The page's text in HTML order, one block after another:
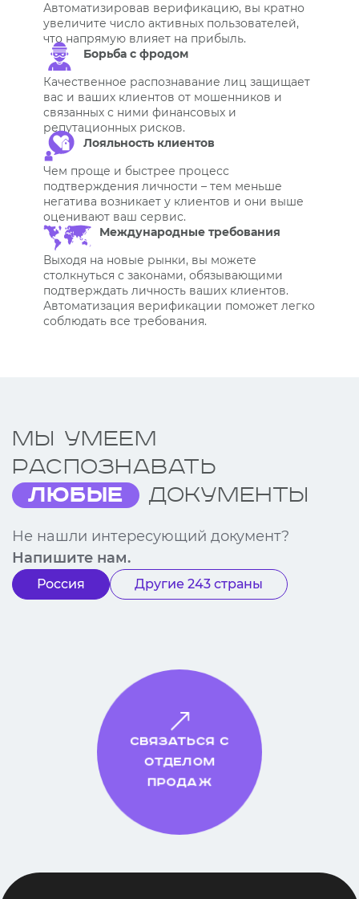
Автоматизировав верификацию, вы кратно
увеличите число активных пользователей,
что напрямую влияет на прибыль.
Борьба с фродом
Качественное распознавание лиц защищает
вас и ваших клиентов от мошенников и
связанных с ними финансовых и
репутационных рисков.
Лояльность клиентов
Чем проще и быстрее процесс
подтверждения личности – тем меньше
негатива возникает у клиентов и они выше
оценивают ваш сервис.
Международные требования
Выходя на новые рынки, вы можете
столкнуться с законами, обязывающими
подтверждать личность ваших клиентов.
Автоматизация верификации поможет легко
соблюдать все требования.
Мы умеем
распознавать
любые
документы
Не нашли интересующий документ?
Напишите нам.
Россия Другие 243 страны
Связаться с
отделом
продаж